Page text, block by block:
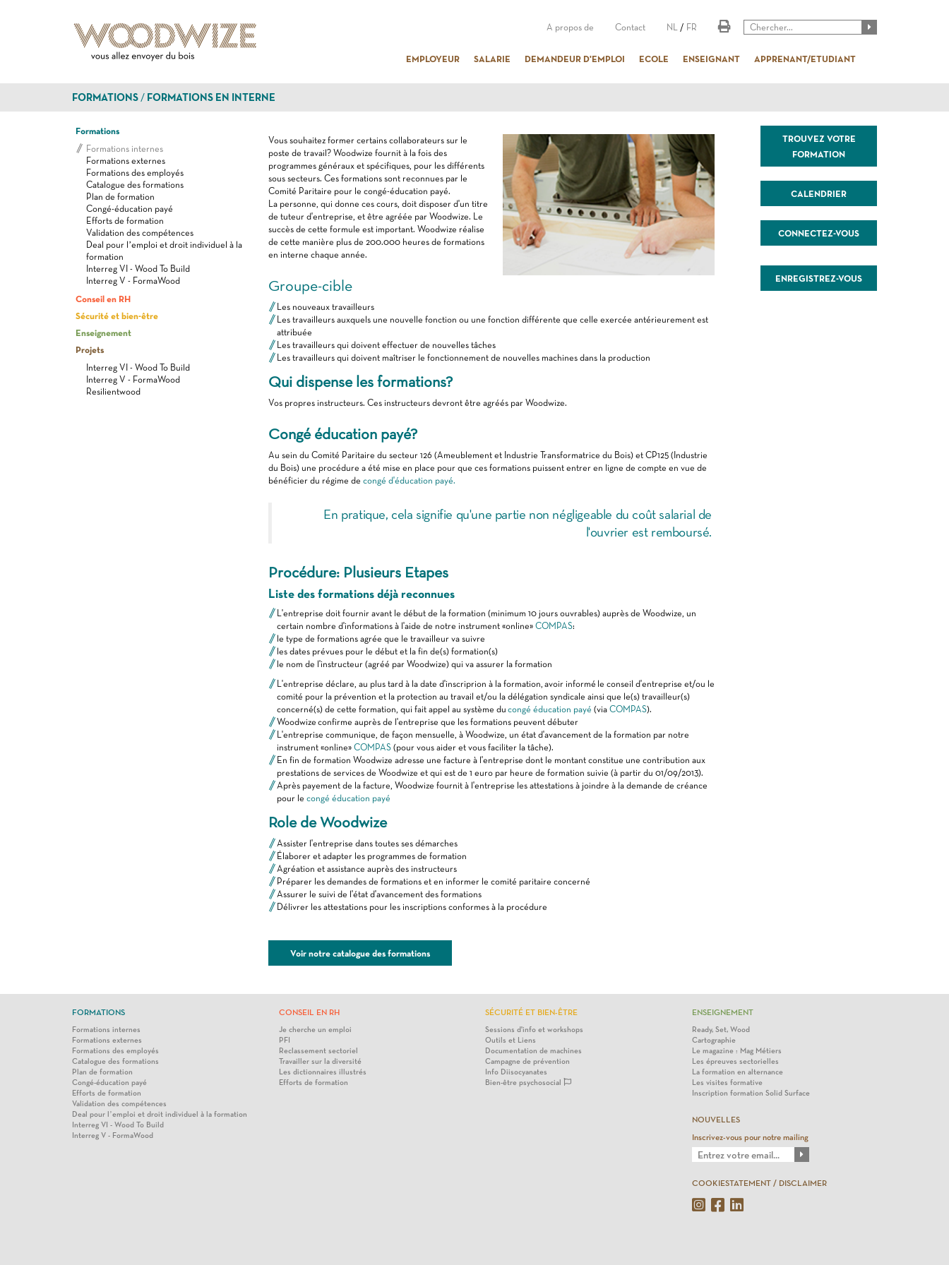
A propos de Contact NL / FR
EMPLOYEUR SALARIE DEMANDEUR D'EMPLOI ECOLE ENSEIGNANT APPRENANT/ETUDIANT
FORMATIONS FORMATIONS EN INTERNE
Formations
Formations internes
Formations externes
Formations des employés
Catalogue des formations
Plan de formation
Congé-éducation payé
Efforts de formation
Validation des compétences
Deal pour l’emploi et droit individuel à la
formation
Interreg VI - Wood To Build
Interreg V - FormaWood
Conseil en RH
Sécurité et bien-être
Enseignement
Projets
Interreg VI - Wood To Build
Interreg V - FormaWood
Resilientwood
Vous souhaitez former certains collaborateurs sur le
poste de travail? Woodwize fournit à la fois des
programmes généraux et spécifiques, pour les différents
sous secteurs. Ces formations sont reconnues par le
Comité Paritaire pour le congé-éducation payé.
La personne, qui donne ces cours, doit disposer d'un titre
de tuteur d'entreprise, et être agréée par Woodwize. Le
succès de cette formule est important. Woodwize réalise
de cette manière plus de 200.000 heures de formations
en interne chaque année.
Groupe-cible
Les nouveaux travailleurs
Les travailleurs auxquels une nouvelle fonction ou une fonction différente que celle exercée antérieurement est
attribuée
Les travailleurs qui doivent effectuer de nouvelles tâches
Les travailleurs qui doivent maîtriser le fonctionnement de nouvelles machines dans la production
Qui dispense les formations?
Vos propres instructeurs. Ces instructeurs devront être agréés par Woodwize.
Congé éducation payé?
Au sein du Comité Paritaire du secteur 126 (Ameublement et Industrie Transformatrice du Bois) et CP125 (Industrie
du Bois) une procédure a été mise en place pour que ces formations puissent entrer en ligne de compte en vue de
bénéficier du régime de congé d'éducation payé.
En pratique, cela signifie qu'une partie non négligeable du coût salarial de
l'ouvrier est remboursé.
Procédure: Plusieurs Etapes
Liste des formations déjà reconnues
L'entreprise doit fournir avant le début de la formation (minimum 10 jours ouvrables) auprès de Woodwize, un
certain nombre d'informations à l'aide de notre instrument «online» COMPAS:
le type de formations agrée que le travailleur va suivre
les dates prévues pour le début et la fin de(s) formation(s)
le nom de l'instructeur (agréé par Woodwize) qui va assurer la formation
L'entreprise déclare, au plus tard à la date d'inscriprion à la formation, avoir informé le conseil d'entreprise et/ou le
comité pour la prévention et la protection au travail et/ou la délégation syndicale ainsi que le(s) travailleur(s)
concerné(s) de cette formation, qui fait appel au système du congé éducation payé (via COMPAS).
Woodwize confirme auprès de l'entreprise que les formations peuvent débuter
L'entreprise communique, de façon mensuelle, à Woodwize, un état d'avancement de la formation par notre
instrument «online» COMPAS(pour vous aider et vous faciliter la tâche).
En fin de formation Woodwize adresse une facture à l'entreprise dont le montant constitue une contribution aux
prestations de services de Woodwize et qui est de 1 euro par heure de formation suivie (à partir du 01/09/2013).
Après payement de la facture, Woodwize fournit à l'entreprise les attestations à joindre à la demande de créance
pour le congé éducation payé
Role de Woodwize
Assister l'entreprise dans toutes ses démarches
Élaborer et adapter les programmes de formation
Agréation et assistance auprès des instructeurs
Préparer les demandes de formations et en informer le comité paritaire concerné
Assurer le suivi de l'état d'avancement des formations
Délivrer les attestations pour les inscriptions conformes à la procédure
Voir notre catalogue des formations
TROUVEZ VOTRE
FORMATION
CALENDRIER
CONNECTEZ-VOUS
ENREGISTREZ-VOUS
FORMATIONS
Formations internes
Formations externes
Formations des employés
Catalogue des formations
Plan de formation
Congé-éducation payé
Efforts de formation
Validation des compétences
Deal pour l’emploi et droit individuel à la formation
Interreg VI - Wood To Build
Interreg V - FormaWood
CONSEIL EN RH
Je cherche un emploi
PFI
Reclassement sectoriel
Travailler sur la diversité
Les dictionnaires illustrés
Efforts de formation
SÉCURITÉ ET BIEN-ÊTRE
Sessions d'info et workshops
Outils et Liens
Documentation de machines
Campagne de prévention
Info Diisocyanates
Bien-être psychosocial
ENSEIGNEMENT
Ready, Set, Wood
Cartographie
Le magazine : Mag Métiers
Les épreuves sectorielles
La formation en alternance
Les visites formative
Inscription formation Solid Surface
NOUVELLES
Inscrivez-vous pour notre mailing
COOKIESTATEMENT / DISCLAIMER